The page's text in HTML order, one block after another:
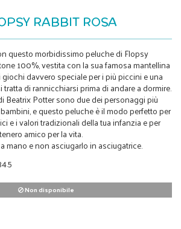
RABBIT ROSA
questo morbidissimo peluche di Flopsy
100%, vestita con la sua famosa mantellina
davvero speciale per i più piccini e una
di rannicchiarsi prima di andare a dormire.
Beatrix Potter sono due dei personaggi più
e questo peluche è il modo perfetto per
e i valori tradizionali della tua infanzia e per
amico per la vita.
mano e non asciugarlo in asciugatrice.
Non disponibile